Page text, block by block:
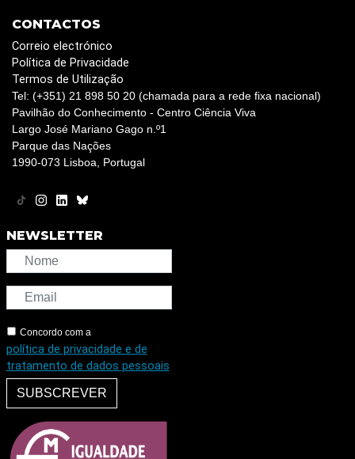
CONTACTOS
Correio electrónico
Política de Privacidade
Termos de Utilização
Tel: (+351) 21 898 50 20 (chamada para a rede fixa nacional)
Pavilhão do Conhecimento - Centro Ciência Viva
Largo José Mariano Gago n.º1
Parque das Nações
1990-073 Lisboa, Portugal
NEWSLETTER
Concordo com a
política de privacidade e de
tratamento de dados pessoais
SUBSCREVER